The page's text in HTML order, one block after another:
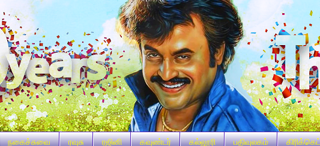
நகைச்சுவை ரவுசு ரஜினி கவுண்டர் கல்லூரி பதிவுலகம்